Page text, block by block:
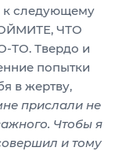
к следующему
ЧТО
ТО. Твердо и
попытки
в жертву,
прислали не
Чтобы я
и тому